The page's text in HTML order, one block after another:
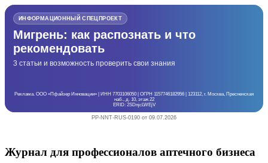
ИНФОРМАЦИОННЫЙ СПЕЦПРОЕКТ
Мигрень: как распознать и что
рекомендовать
3 статьи и возможность проверить свои знания
Реклама. ООО «Пфайзер Инновации» | ИНН 7703106050 | ОГРН 1157746182956 | 123112, г. Москва, Пресненская
наб., д. 10, этаж 22
ERID: 2SDnjcLWEjV
PP-NNT-RUS-0190 от 09.07.2026
Журнал для профессионалов аптечного бизнеса